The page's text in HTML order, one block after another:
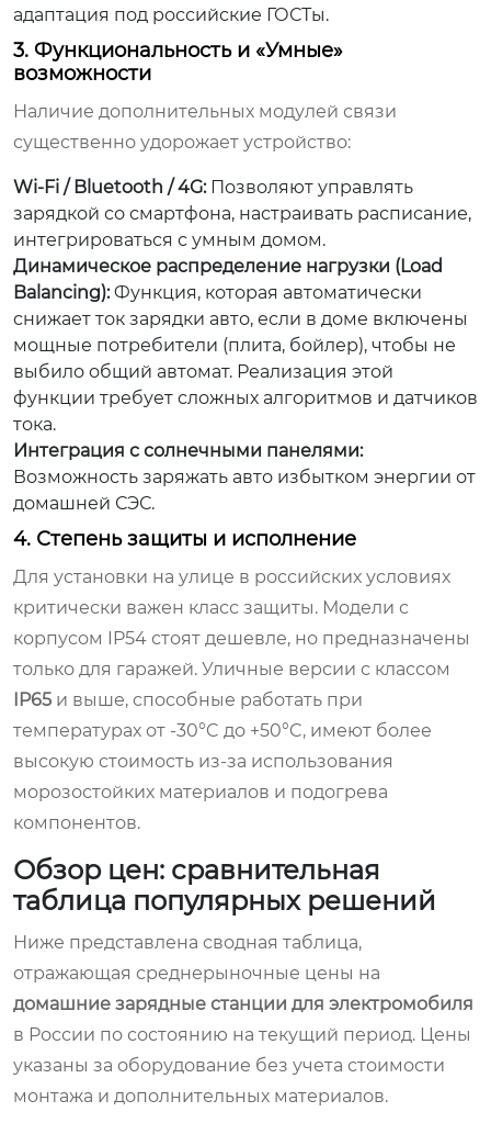
адаптация под российские ГОСТы.
3. Функциональность и «Умные»
возможности
Наличие дополнительных модулей связи
существенно удорожает устройство:
Wi-Fi / Bluetooth / 4G:Позволяют управлять
зарядкой со смартфона, настраивать расписание,
интегрироваться с умным домом.
Динамическое распределение нагрузки (Load
Balancing):Функция, которая автоматически
снижает ток зарядки авто, если в доме включены
мощные потребители (плита, бойлер), чтобы не
выбило общий автомат. Реализация этой
функции требует сложных алгоритмов и датчиков
тока.
Интеграция с солнечными панелями:
Возможность заряжать авто избытком энергии от
домашней СЭС.
4. Степень защиты и исполнение
Для установки на улице в российских условиях
критически важен класс защиты. Модели с
корпусом IP54 стоят дешевле, но предназначены
только для гаражей. Уличные версии с классом
IP65 и выше, способные работать при
температурах от -30°C до +50°C, имеют более
высокую стоимость из-за использования
морозостойких материалов и подогрева
компонентов.
Обзор цен: сравнительная
таблица популярных решений
Ниже представлена сводная таблица,
отражающая среднерыночные цены на
домашние зарядные станции для электромобиля
в России по состоянию на текущий период. Цены
указаны за оборудование без учета стоимости
монтажа и дополнительных материалов.